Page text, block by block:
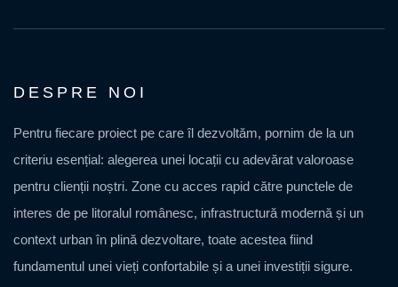
DESPRE NOI
Pentru fiecare proiect pe care îl dezvoltăm, pornim de la un
criteriu esențial: alegerea unei locații cu adevărat valoroase
pentru clienții noștri. Zone cu acces rapid către punctele de
interes de pe litoralul românesc, infrastructură modernă și un
context urban în plină dezvoltare, toate acestea fiind
fundamentul unei vieți confortabile și a unei investiții sigure.